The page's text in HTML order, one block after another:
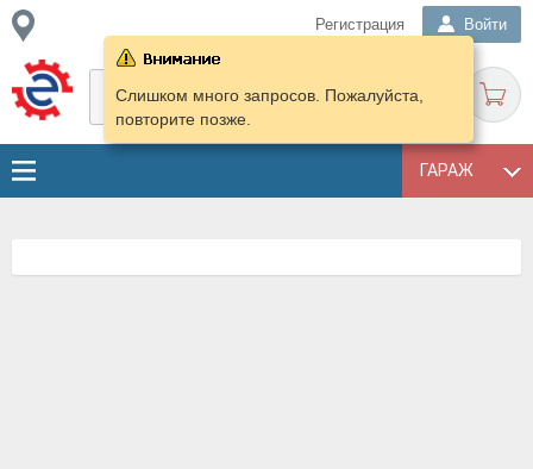
Регистрация Войти
ГАРАЖ
Слишком много запросов. Пожалуйста,
повторите позже.